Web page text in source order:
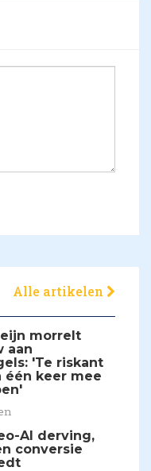
Alle artikelen
morrelt
aan
'Te riskant
één keer mee
AI derving,
conversie